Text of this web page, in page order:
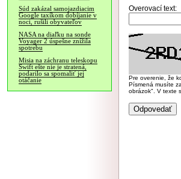
Súd zakázal samojazdiacim
Google taxíkom dobíjanie v
noci, rušili obyvateľov
NASA na diaľku na sonde
Voyager 2 úspešne znížila
spotrebu
Misia na záchranu teleskopu
Swift ešte nie je stratená,
podarilo sa spomaliť jej
otáčanie
Overovací text:
Pre overenie, že
Písmená musíte
obrázok". V texte